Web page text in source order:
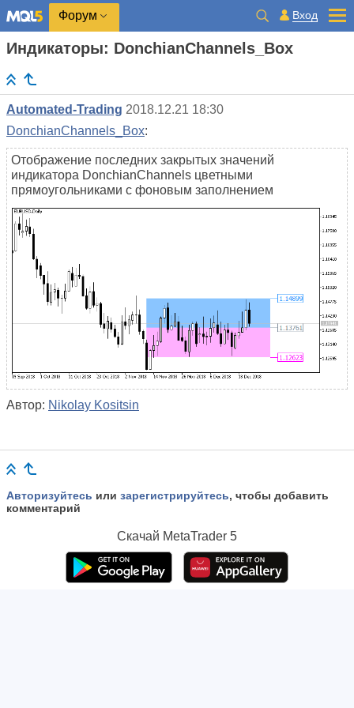
Форум Вход
Индикаторы: DonchianChannels_Box
Automated-Trading 2018.12.21 18:30
DonchianChannels_Box:
Отображение последних закрытых значений
индикатора DonchianChannels цветными
прямоугольниками с фоновым заполнением
Автор: Nikolay Kositsin
Авторизуйтесь или зарегистрируйтесь, чтобы добавить
комментарий
Скачай MetaTrader 5